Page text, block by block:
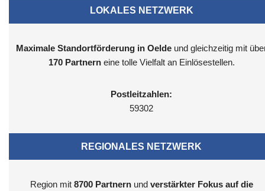
LOKALES NETZWERK
Maximale Standortförderung in Oelde und gleichzeitig mit
170 Partnerneine tolle Vielfalt an Einlösestellen.
Postleitzahlen:
59302
REGIONALES NETZWERK
Region mit 8700 Partnernund verstärkter Fokus auf die